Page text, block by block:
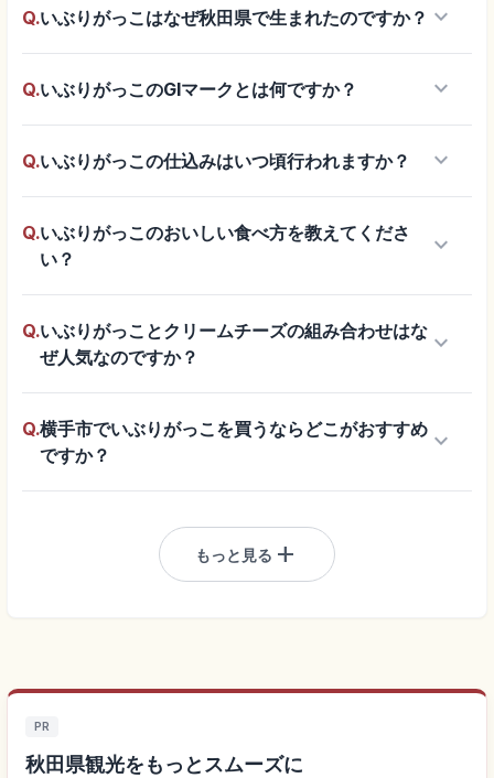
Q.いぶりがっこはなぜ秋田県で生まれたのですか？ keyboard_arrow_down
Q.いぶりがっこのGIマークとは何ですか？ keyboard_arrow_down
Q.いぶりがっこの仕込みはいつ頃行われますか？ keyboard_arrow_down
Q.いぶりがっこのおいしい食べ方を教えてくださ
い？
keyboard_arrow_down
Q.いぶりがっことクリームチーズの組み合わせはな
ぜ人気なのですか？
keyboard_arrow_down
Q.横手市でいぶりがっこを買うならどこがおすすめ
ですか？
keyboard_arrow_down
もっと見る add
PR
秋田県観光をもっとスムーズに